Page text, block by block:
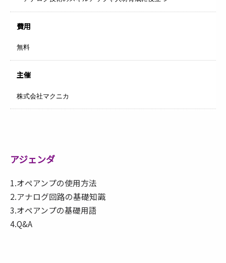
費用
無料
主催
株式会社マクニカ
アジェンダ
1.オペアンプの使用方法
2.アナログ回路の基礎知識
3.オペアンプの基礎用語
4.Q&A